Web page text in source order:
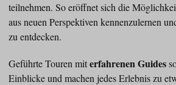
teilnehmen. So eröffnet sich die
aus neuen Perspektiven kennenzulernen
zu entdecken.
Geführte Touren miterfahrenen Guides
Einblicke und machen jedes Erlebnis zu